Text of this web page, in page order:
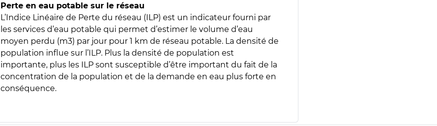
Perte en eau potable sur le réseau
L’Indice Linéaire de Perte du réseau (ILP) est un indicateur fourni par
les services d’eau potable qui permet d’estimer le volume d’eau
moyen perdu (m3) par jour pour 1 km de réseau potable. La densité de
population influe sur l’ILP. Plus la densité de population est
importante, plus les ILP sont susceptible d’être important du fait de la
concentration de la population et de la demande en eau plus forte en
conséquence.